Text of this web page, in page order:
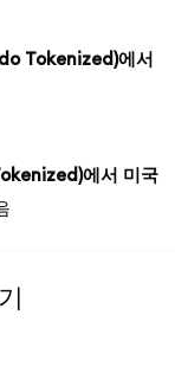
Tokenized)에서
에서 미국